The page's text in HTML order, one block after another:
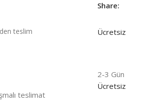
Share:
teslim Ücretsiz
teslimat
2-3 Gün
Ücretsiz